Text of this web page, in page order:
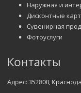
Наружная и
Дисконтные
Сувенирная
Фотоуслуги
Контакты
Адрес: 352800,